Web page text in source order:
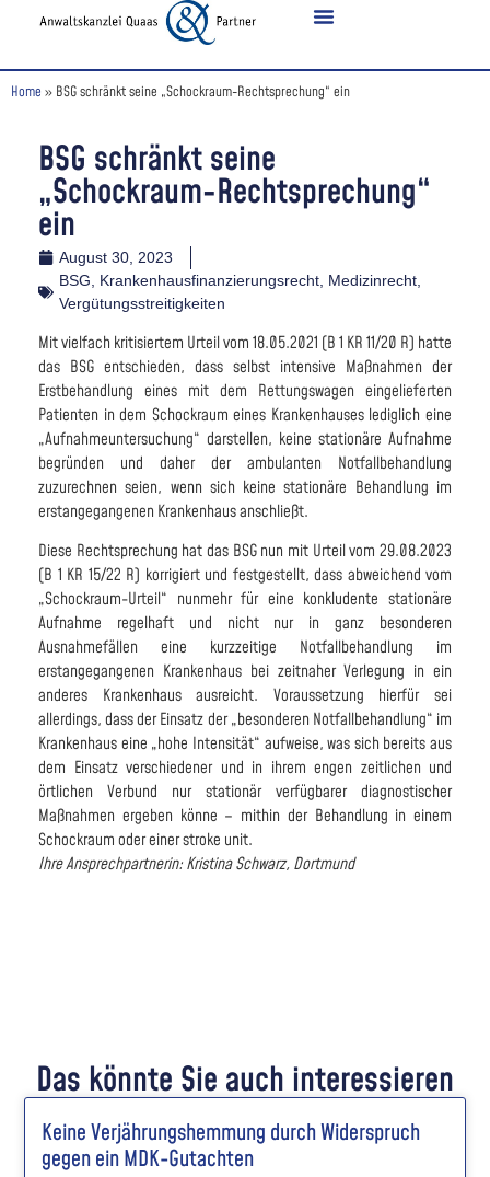
Home » BSG schränkt seine „Schockraum-Rechtsprechung“ ein
BSG schränkt seine
„Schockraum-Rechtsprechung“
ein
August 30, 2023
BSG
Krankenhausfinanzierungsrecht Medizinrecht
Vergütungsstreitigkeiten
Mit vielfach kritisiertem Urteil vom 18.05.2021 (B 1 KR 11/20 R) hatte
das BSG entschieden, dass selbst intensive Maßnahmen der
Erstbehandlung eines mit dem Rettungswagen eingelieferten
Patienten in dem Schockraum eines Krankenhauses lediglich eine
„Aufnahmeuntersuchung“ darstellen, keine stationäre Aufnahme
begründen und daher der ambulanten Notfallbehandlung
zuzurechnen seien, wenn sich keine stationäre Behandlung im
erstangegangenen Krankenhaus anschließt.
Diese Rechtsprechung hat das BSG nun mit Urteil vom 29.08.2023
(B 1 KR 15/22 R) korrigiert und festgestellt, dass abweichend vom
„Schockraum-Urteil“ nunmehr für eine konkludente stationäre
Aufnahme regelhaft und nicht nur in ganz besonderen
Ausnahmefällen eine kurzzeitige Notfallbehandlung im
erstangegangenen Krankenhaus bei zeitnaher Verlegung in ein
anderes Krankenhaus ausreicht. Voraussetzung hierfür sei
allerdings, dass der Einsatz der „besonderen Notfallbehandlung“ im
Krankenhaus eine „hohe Intensität“ aufweise, was sich bereits aus
dem Einsatz verschiedener und in ihrem engen zeitlichen und
örtlichen Verbund nur stationär verfügbarer diagnostischer
Maßnahmen ergeben könne – mithin der Behandlung in einem
Schockraum oder einer stroke unit.
Ihre Ansprechpartnerin: Kristina Schwarz, Dortmund
Das könnte Sie auch interessieren
Keine Verjährungshemmung durch Widerspruch
gegen ein MDK-Gutachten